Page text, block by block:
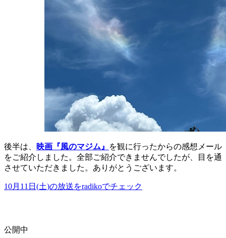
後半は、 映画『風のマジム』
を観に行ったからの感想メール
をご紹介しました。全部ご紹介できませんでしたが、目を通
させていただきました。ありがとうございます。
10月11日(土)の放送をradikoでチェック
公開中